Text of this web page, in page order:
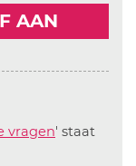
AAN
vragen' staat